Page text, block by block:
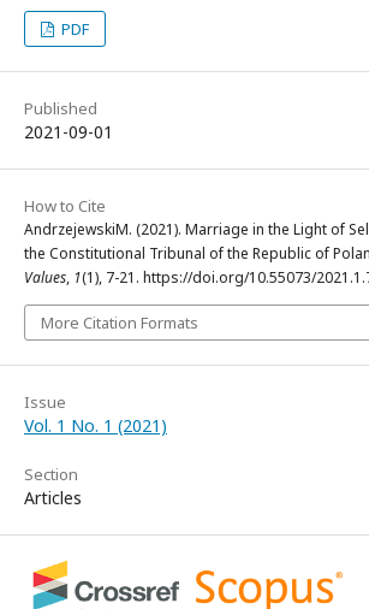
PDF
Published
2021-09-01
How to Cite
AndrzejewskiM. (2021). Marriage in the Light of
the Constitutional Tribunal of the Republic of
Values, 1(1), 7-21. https://doi.org/10.55073/
More Citation Formats
Issue
Vol. 1 No. 1 (2021)
Section
Articles